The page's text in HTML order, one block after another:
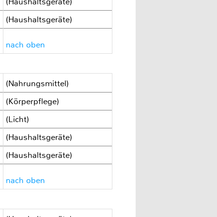
(Haushaltsgeräte)
nach oben
(Nahrungsmittel)
(Körperpflege)
(Licht)
(Haushaltsgeräte)
(Haushaltsgeräte)
nach oben